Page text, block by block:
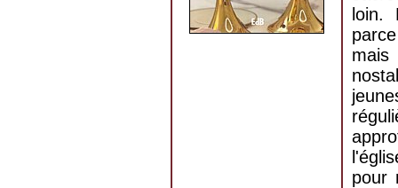
loin.
pour